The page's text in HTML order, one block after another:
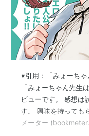
※引用：「みょーち
「みょーちゃん先生
ビューです。 感想は
す。 興味を持っても
メーター